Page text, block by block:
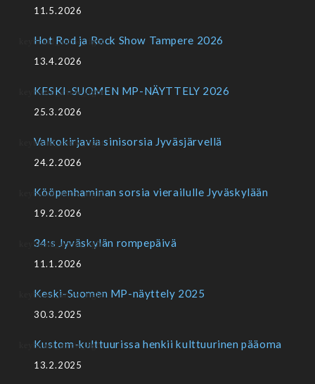
11.5.2026
Hot Rod ja Rock Show Tampere 2026
13.4.2026
KESKI-SUOMEN MP-NÄYTTELY 2026
25.3.2026
Valkokirjavia sinisorsia Jyväsjärvellä
24.2.2026
Kööpenhaminan sorsia vierailulle Jyväskylään
19.2.2026
34:s Jyväskylän rompepäivä
11.1.2026
Keski-Suomen MP-näyttely 2025
30.3.2025
Kustom-kulttuurissa henkii kulttuurinen pääoma
13.2.2025